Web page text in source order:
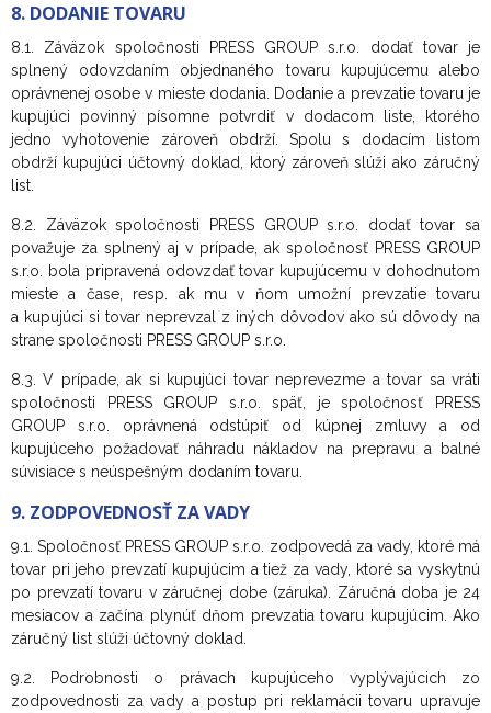
8. DODANIE TOVARU
8.1. Záväzok spoločnosti PRESS GROUP s.r.o. dodať tovar je
splnený odovzdaním objednaného tovaru kupujúcemu alebo
oprávnenej osobe v mieste dodania. Dodanie a prevzatie tovaru je
kupujúci povinný písomne potvrdiť v dodacom liste, ktorého
jedno vyhotovenie zároveň obdrží. Spolu s dodacím listom
obdrží kupujúci účtovný doklad, ktorý zároveň slúži ako záručný
list.
8.2. Záväzok spoločnosti PRESS GROUP s.r.o. dodať tovar sa
považuje za splnený aj v prípade, ak spoločnosť PRESS GROUP
s.r.o. bola pripravená odovzdať tovar kupujúcemu v dohodnutom
mieste a čase, resp. ak mu v ňom umožní prevzatie tovaru
a kupujúci si tovar neprevzal z iných dôvodov ako sú dôvody na
strane spoločnosti PRESS GROUP s.r.o.
8.3. V prípade, ak si kupujúci tovar neprevezme a tovar sa vráti
spoločnosti PRESS GROUP s.r.o. späť, je spoločnosť PRESS
GROUP s.r.o. oprávnená odstúpiť od kúpnej zmluvy a od
kupujúceho požadovať náhradu nákladov na prepravu a balné
súvisiace s neúspešným dodaním tovaru.
9. ZODPOVEDNOSŤ ZA VADY
9.1. Spoločnosť PRESS GROUP s.r.o. zodpovedá za vady, ktoré má
tovar pri jeho prevzatí kupujúcim a tiež za vady, ktoré sa vyskytnú
po prevzatí tovaru v záručnej dobe (záruka). Záručná doba je 24
mesiacov a začína plynúť dňom prevzatia tovaru kupujúcim. Ako
záručný list slúži účtovný doklad.
9.2. Podrobnosti o právach kupujúceho vyplývajúcich zo
zodpovednosti za vady a postup pri reklamácii tovaru upravuje